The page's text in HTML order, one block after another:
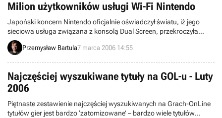
wydawca NCSoft zaprezentował detale dotyczące specjalnej wersji
kolekcjonerskiej.
Milion użytkowników usługi Wi-Fi Nintendo
Japoński koncern Nintendo oficjalnie oświadczył światu, iż jego
sieciowa usługa związana z konsolą Dual Screen, przekroczyła
kolejną granicę. Mowa o milionie użytkowników tej maszynki, którzy
raczą się wieloosobowymi rozgrywkami za pośrednictwem sieci Wi-
Przemysław Bartula7 marca 2006 14:55
Najczęściej wyszukiwane tytuły na GOL-u - Luty
2006
Piętnaste zestawienie najczęściej wyszukiwanych na Grach-OnLine
tytułów gier jest bardzo ‘zatomizowane’ – bardzo wiele tytułów